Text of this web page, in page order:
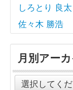
しろとり 良太
佐々木 勝浩
月別アー
選択してく